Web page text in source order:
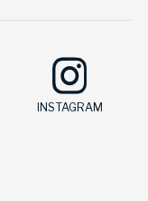
INSTAGRAM